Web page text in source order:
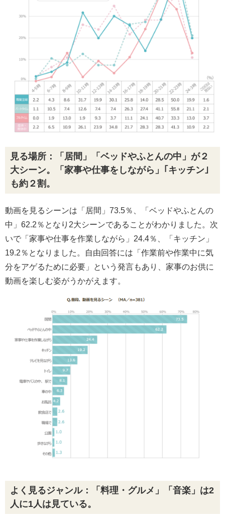
見る場所：「居間」「ベッドやふとんの中」が２
大シーン。「家事や仕事をしながら」｢キッチン｣
も約２割。
動画を見るシーンは「居間」73.5％、「ベッドやふとんの
中」62.2％となり2大シーンであることがわかりました。次
いで「家事や仕事を作業しながら」24.4％、「キッチン」
19.2％となりました。自由回答には「作業前や作業中に気
分をアゲるために必要」という発言もあり、家事のお供に
動画を楽しむ姿がうかがえます。
よく見るジャンル：「料理・グルメ」「音楽」は2
人に1人は見ている。